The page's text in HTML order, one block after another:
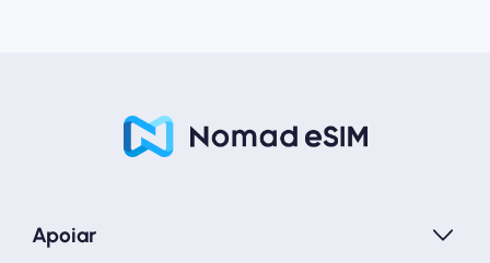
Apoiar